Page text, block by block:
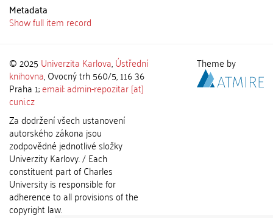
Metadata
Show full item record
© 2025 Univerzita Karlova,Ústřední
knihovna, Ovocný trh 560/5, 116 36
Praha 1;email: admin-repozitar [at]
cuni.cz
Za dodržení všech ustanovení
autorského zákona jsou
zodpovědné jednotlivé složky
Univerzity Karlovy. / Each
constituent part of Charles
University is responsible for
adherence to all provisions of the
copyright law.
Theme by